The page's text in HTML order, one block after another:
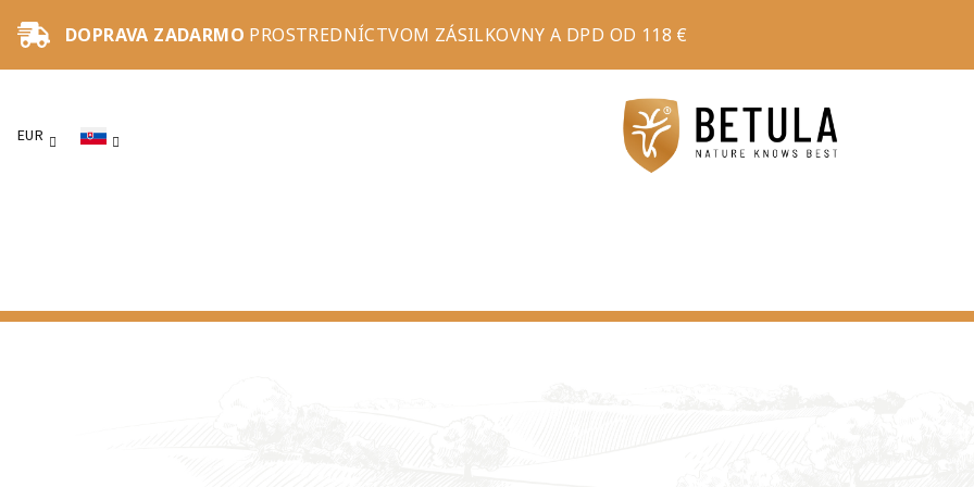
na
obsah
DOPRAVA ZADARMO PROSTREDNÍCTVOM ZÁSILKOVNY A DPD OD 118 €
EUR